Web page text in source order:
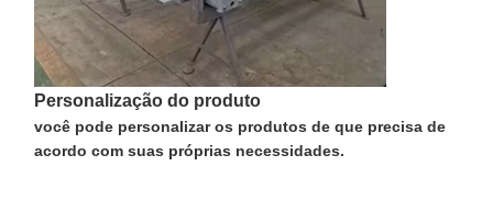
Rodas de guindastes
Cilindro de corda do fio
Gancho de guindaste
Personalização do produto
você pode personalizar os produtos de que precisa de
acordo com suas próprias necessidades.